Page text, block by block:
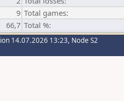
9 Total games:
66,7 Total %:
14.07.2026 13:23, Node S2